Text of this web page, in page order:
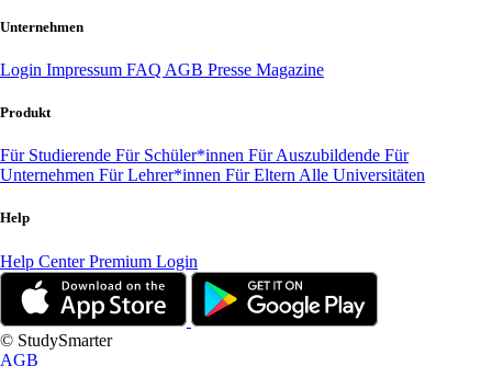
Unternehmen
Login Impressum FAQ AGB Presse Magazine
Produkt
Für Studierende Für Schüler*innen Für Auszubildende Für
Unternehmen Für Lehrer*innen Für Eltern Alle Universitäten
Help
Help CenterPremium Login
© StudySmarter
AGB